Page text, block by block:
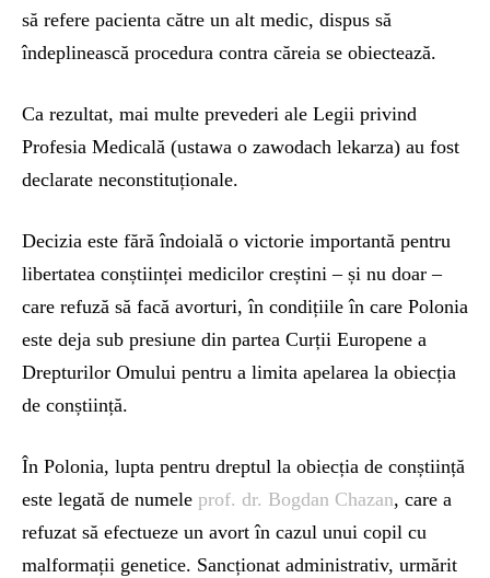
să refere pacienta către un alt medic, dispus să
îndeplinească procedura contra căreia se obiectează.
Ca rezultat, mai multe prevederi ale Legii privind
Profesia Medicală (ustawa o zawodach lekarza) au fost
declarate neconstituționale.
Decizia este fără îndoială o victorie importantă pentru
libertatea conștiinței medicilor creștini – și nu doar –
care refuză să facă avorturi, în condițiile în care Polonia
este deja sub presiune din partea Curții Europene a
Drepturilor Omului pentru a limita apelarea la obiecția
de conștiință.
În Polonia, lupta pentru dreptul la obiecția de conștiință
este legată de numele prof. dr. Bogdan Chazan, care a
refuzat să efectueze un avort în cazul unui copil cu
malformații genetice. Sancționat administrativ, urmărit